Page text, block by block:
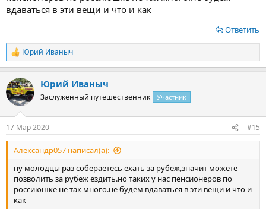
вдаваться в эти вещи и что и как
Ответить
Р
е
к
ц
и
Юрий Иваныч
Юрий Иваныч
Заслуженный путешественник Участник
17 Мар 2020 #15
Александр057 написал(а):
ну молодцы раз собераетесь ехать за рубеж,значит можете
позволить за рубеж ездить.но таких у нас пенсионеров по
россиюшке не так много.не будем вдаваться в эти вещи и что и
как